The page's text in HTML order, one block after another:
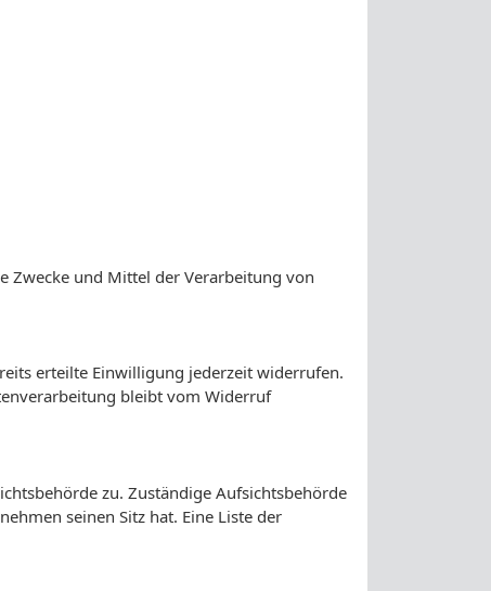
Zwecke und Mittel der Verarbeitung von
erteilte Einwilligung jederzeit widerrufen.
bleibt vom Widerruf
zu. Zuständige Aufsichtsbehörde
seinen Sitz hat. Eine Liste der